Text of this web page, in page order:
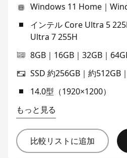
Windows 11 Home｜
インテル Core Ultra 5
Ultra 7 255H
8GB｜16GB｜32GB｜
SSD 約256GB｜約512GB
14.0型（1920×1200）
もっと見る
比較リストに追加